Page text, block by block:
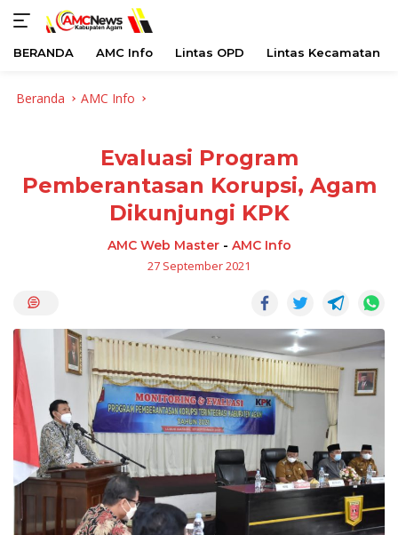
BERANDA AMC Info Lintas OPD Lintas Kecamatan
Beranda AMC Info
Evaluasi Program
Pemberantasan Korupsi, Agam
Dikunjungi KPK
AMC Web Master- AMC Info
27 September 2021